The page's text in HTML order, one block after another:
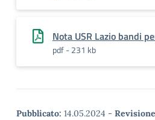
Nota USR Lazio bandi
pdf - 231 kb
Pubblicato: 14.05.2024 -